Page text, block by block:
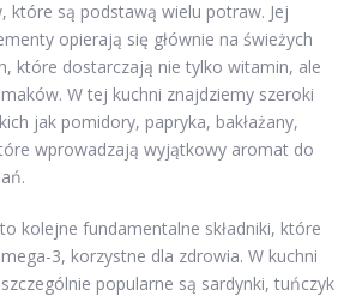
które są podstawą wielu potraw. Jej
opierają się głównie na świeżych
które dostarczają nie tylko witamin, ale
W tej kuchni znajdziemy szeroki
jak pomidory, papryka, bakłażany,
wprowadzają wyjątkowy aromat do
kolejne fundamentalne składniki, które
3, korzystne dla zdrowia. W kuchni
popularne są sardynki, tuńczyk